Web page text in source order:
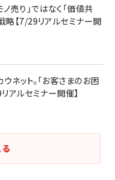
売り」ではなく「価値共
略【7/29リアルセミナー開
ット。「お客さまのお困
アルセミナー開催】